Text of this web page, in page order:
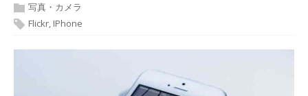
写真・カメラ
Flickr, IPhone